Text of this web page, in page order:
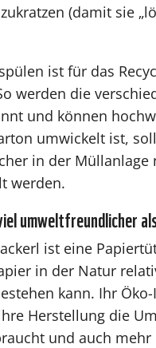
(damit sie
ist für das
werden die
und können
umwickelt ist,
in der
werden.
umweltfreundlicher
ist eine
in der Natur
kann. Ihr
Herstellung die
und auch